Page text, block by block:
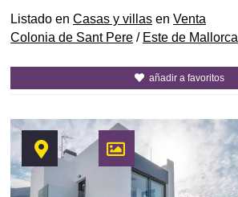
Listado en Casas y villas en Venta
Colonia de Sant Pere / Este de Mallorca
añadir a favoritos